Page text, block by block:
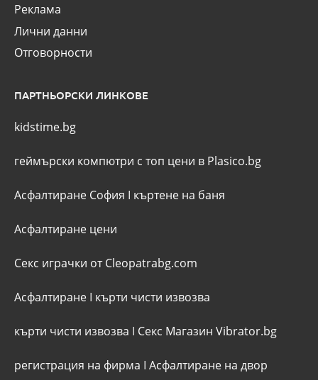
Реклама
Лични данни
Отговорности
ПАРТНЬОРСКИ ЛИНКОВЕ
kidstime.bg
геймърски компютри с топ цени в Plasico.bg
Асфалтиране София I къртене на баня
Асфалтиране цени
Секс играчки от Cleopatrabg.com
Асфалтиране I кърти чисти извозва
кърти чисти извозва I Секс Магазин Vibrator.bg
регистрация на фирма I Асфалтиране на двор